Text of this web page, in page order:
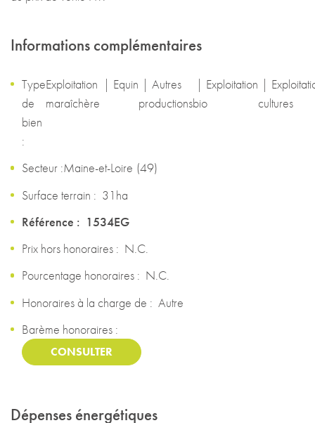
Référence :1534EG
Pourcentage honoraires :N.C.
Honoraires à la charge de :
CONSULTER
B
C
E
logement très performant
Non requis